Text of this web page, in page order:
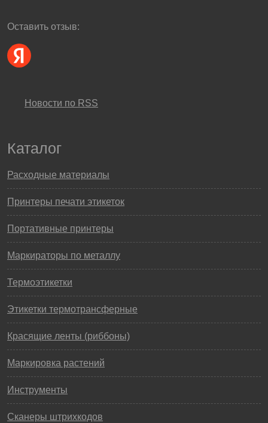
Оставить отзыв:
Новости по RSS
Каталог
Расходные материалы
Принтеры печати этикеток
Портативные принтеры
Маркираторы по металлу
Термоэтикетки
Этикетки термотрансферные
Красящие ленты (риббоны)
Маркировка растений
Инструменты
Сканеры штрихкодов